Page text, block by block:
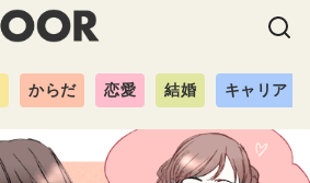
からだ 恋愛 結婚 キャリア